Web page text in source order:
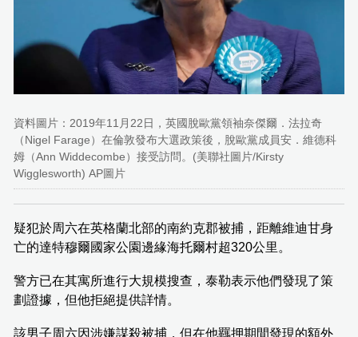
資料圖片：2019年11月22日，英國脫歐黨領袖奈傑爾．法拉奇
（Nigel Farage）在倫敦發布大選政策後，脫歐黨成員安．維德科
姆（Ann Widdecombe）接受訪問。(美聯社圖片/Kirsty
Wigglesworth) AP圖片
疑犯於周六在英格蘭北部的南約克郡被捕，距離維迪甘身
亡的達特穆爾國家公園邊緣海托爾村超320公里。
警方已在其寓所進行大規模搜查，泰勒表示他們發現了策
劃證據，但他拒絕提供詳情。
該男子周六因涉嫌謀殺被捕，但在他羈押期間發現的額外